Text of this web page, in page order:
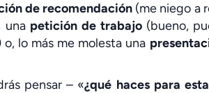
de recomendación (me niego a
una petición de trabajo(bueno,
lo más me molesta una
pensar – «¿qué haces para